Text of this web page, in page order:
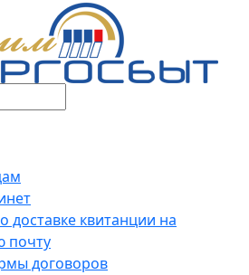
доставке квитанции на
почту
договоров